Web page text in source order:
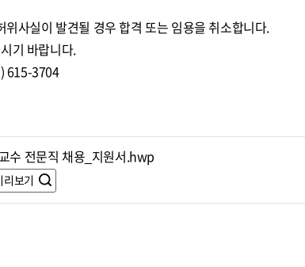
사실이 발견될 경우 합격 또는 임용을 취소합니다.
기 바랍니다.
615-3704
수 전문직 채용_지원서.hwp
리보기